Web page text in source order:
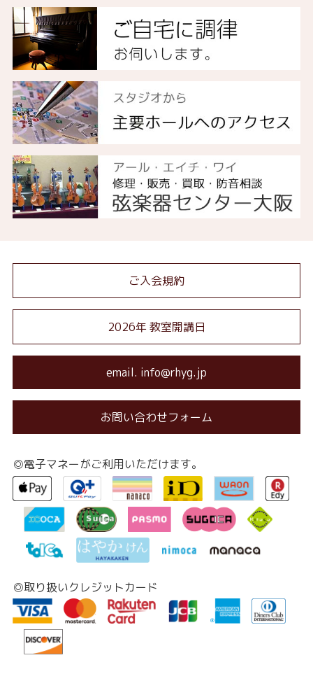
ご入会規約
2026年 教室開講日
email. info@rhyg.jp
お問い合わせフォーム
◎電子マネーがご利用いただけます。
◎取り扱いクレジットカード